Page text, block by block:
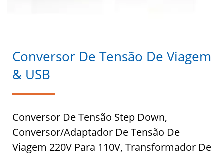
Conversor De Tensão De Viagem
& USB
Conversor De Tensão Step Down,
Conversor/Adaptador De Tensão De
Viagem 220V Para 110V, Transformador De